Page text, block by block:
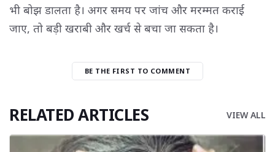
भी बोझ डालता है। अगर समय पर जांच और मरम्मत कराई
जाए, तो बड़ी खराबी और खर्च से बचा जा सकता है।
BE THE FIRST TO COMMENT
RELATED ARTICLES VIEW ALL